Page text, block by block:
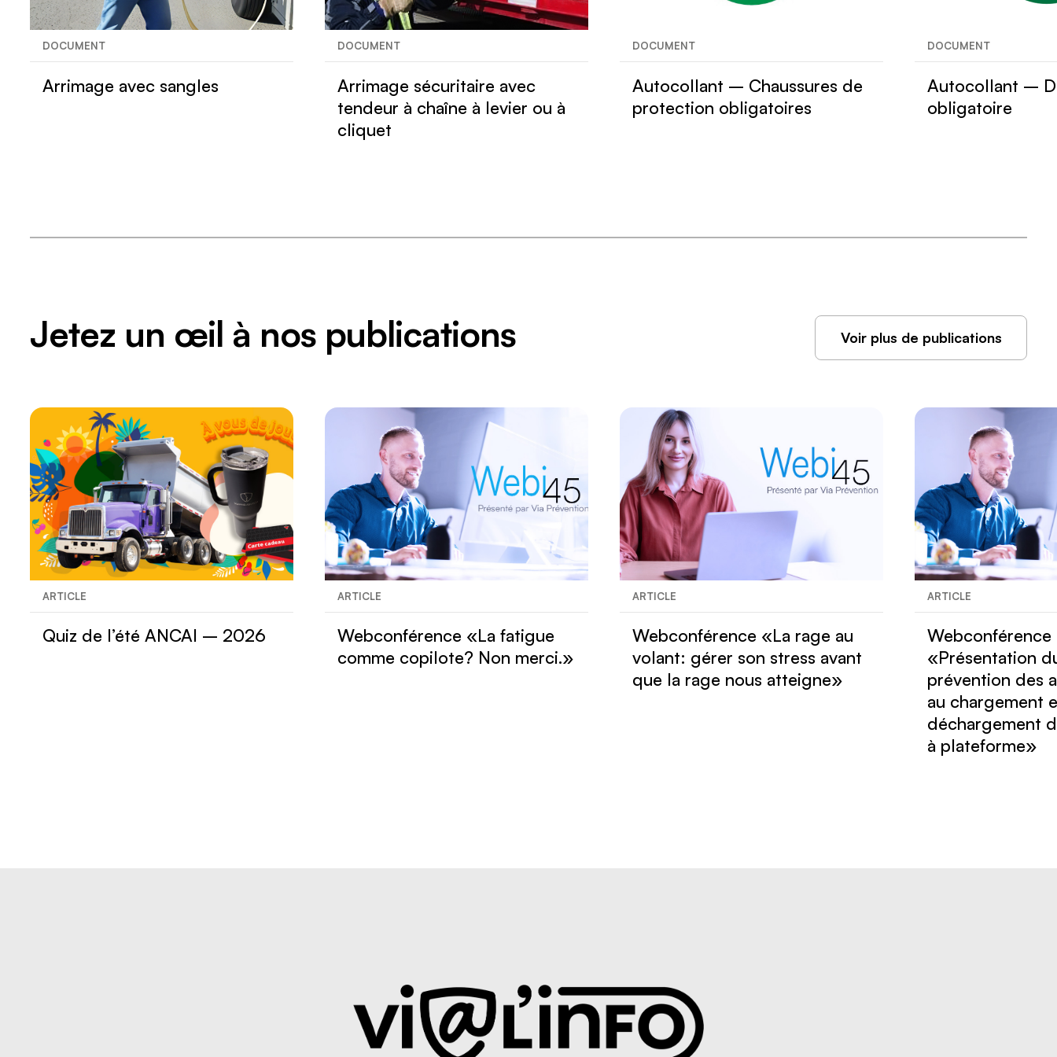
DOCUMENT
Arrimage avec sangles
DOCUMENT
Arrimage sécuritaire avec
tendeur à chaîne à levier ou à
cliquet
DOCUMENT
Autocollant – Chaussures de
protection obligatoires
DOCUMENT
Autocollant –
obligatoire
Jetez un œil à nos publications Voir plus de publications
ARTICLE
Quiz de l’été ANCAI – 2026
ARTICLE
Webconférence «La fatigue
comme copilote? Non merci.»
ARTICLE
Webconférence «La rage au
volant: gérer son stress avant
que la rage nous atteigne»
ARTICLE
Webconférence
«Présentation
prévention des
au chargement
déchargement
à plateforme»